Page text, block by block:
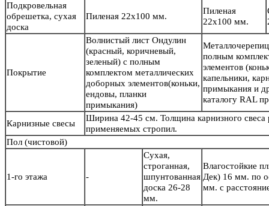
Подкровельная
обрешетка, сухая
доска
Пиленая 22х100 мм.
Пиленая
22х100 мм.
Покрытие
Волнистый лист Ондулин
(красный, коричневый,
зеленый) с полным
комплектом металлических
доборных элементов(коньки,
ендовы, планки
примыкания)
полным
элементов
капельники,
примыкания и
каталогу RAL
Карнизные свесы
Ширина 42-45 см. Толщина карнизного свеса
применяемых стропил.
Пол (чистовой)
1-го этажа -
Сухая,
строганная,
шпунтованная
доска 26-28
мм.
Влагостойкие
Дек) 16 мм. по
мм. с